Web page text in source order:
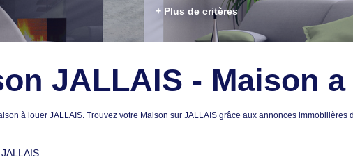
+ Plus de critères
JALLAIS - Maison
à louer JALLAIS. Trouvez votre Maison sur JALLAIS grâce aux annonces immobilières